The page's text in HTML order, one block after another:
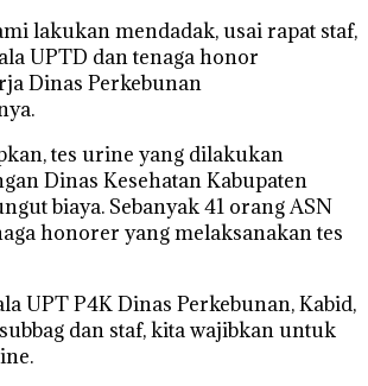
lakukan mendadak, usai rapat staf,
UPTD dan tenaga honor
Dinas Perkebunan
tes urine yang dilakukan
Dinas Kesehatan Kabupaten
biaya. Sebanyak 41 orang ASN
honorer yang melaksanakan tes
UPT P4K Dinas Perkebunan, Kabid,
dan staf, kita wajibkan untuk